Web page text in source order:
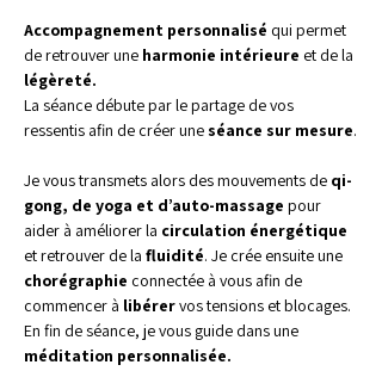
Accompagnement personnalisé qui permet
de retrouver une harmonie intérieure et de la
légèreté.
La séance débute par le partage de vos
ressentis afin de créer une séance sur mesure.
Je vous transmets alors des mouvements de qi-
gong, de yoga et d’auto-massage pour
aider à améliorer la circulation énergétique
et retrouver de la fluidité. Je crée ensuite une
chorégraphie connectée à vous afin de
commencer à libérer vos tensions et blocages.
En fin de séance, je vous guide dans une
méditation personnalisée.